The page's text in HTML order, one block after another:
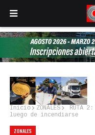
Inicio ZONALES
RUTA
luego de incendiarse
ZONALES